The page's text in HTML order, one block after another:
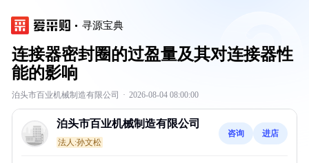
寻源宝典
连接器密封圈的过盈量及其对连接器性
能的影响
泊头市百业机械制造有限公司 · 2026-08-04 08:00:00
泊头市百业机械制造有限公司
法人:孙文松
咨询 进店